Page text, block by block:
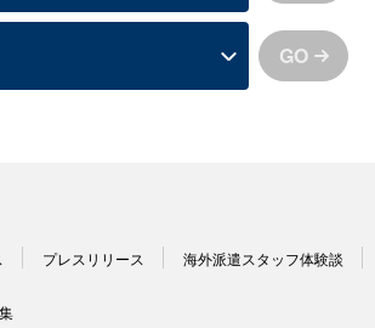
GO
プレスリリース 海外派遣スタッフ体験談